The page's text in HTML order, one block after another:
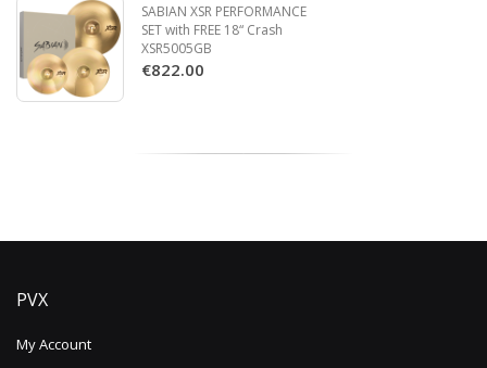
SABIAN XSR PERFORMANCE
SET with FREE 18“ Crash
XSR5005GB
€822.00
PVX
My Account